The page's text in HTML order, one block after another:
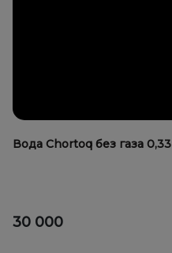
Вода Chortoq без газа 0,33
30 000